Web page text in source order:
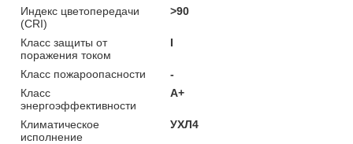
Индекс цветопередачи
(CRI)
>90
Класс защиты от
поражения током
I
Класс пожароопасности
-
Класс
энергоэффективности
A+
Климатическое
исполнение
УХЛ4